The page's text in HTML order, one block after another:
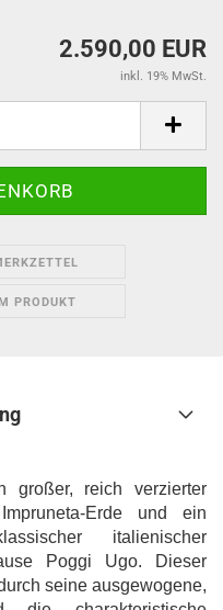
2.590,00 EUR
inkl. 19% MwSt.
PRODUKT
großer, reich verzierter
Erde und ein
italienischer
Poggi Ugo. Dieser
seine ausgewogene,